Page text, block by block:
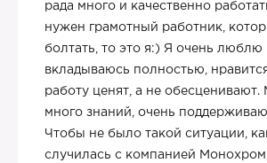
рада много и качественно
нужен грамотный работник,
болтать, то это я:) Я очень люблю
вкладываюсь полностью,
работу ценят, а не обесценивают.
много знаний, очень
Чтобы не было такой ситуации,
случилась с компанией